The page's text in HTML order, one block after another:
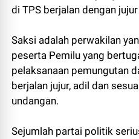
di TPS berjalan dengan
Saksi adalah perwakilan
peserta Pemilu yang
pelaksanaan pemungutan
berjalan jujur, adil dan
undangan.
Sejumlah partai politik